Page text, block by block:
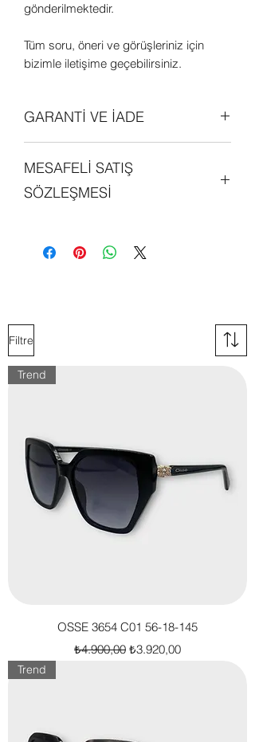
gönderilmektedir.
Tüm soru, öneri ve görüşleriniz için
bizimle iletişime geçebilirsiniz.
GARANTİ VE İADE
garantilidir. Daha detaylı bilgi edinmek
için sitemizdeki "GARANTİ ve İADE
POLİTİKALARI" bölümünü
MESAFELİ SATIŞ
SÖZLEŞMESİ
kişi, mesafeli satış sözleşmesini
okumuş ve kabul etmiş sayılmaktadır.
Filtre
Trend
OSSE 3654 C01 56-18-145
Normal Fiyat
₺4.900,00 İndirimli Fiyat
₺3.920,00
Trend